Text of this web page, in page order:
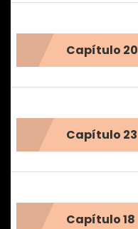
Capítulo 20
Capítulo 23
Capítulo 18